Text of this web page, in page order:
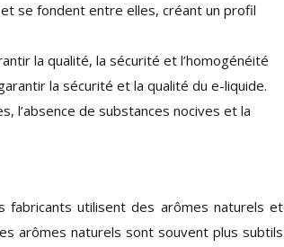
se fondent entre elles, créant un profil
la qualité, la sécurité et l’homogénéité
la sécurité et la qualité du e-liquide.
l’absence de substances nocives et la
fabricants utilisent des arômes naturels et
arômes naturels sont souvent plus subtils